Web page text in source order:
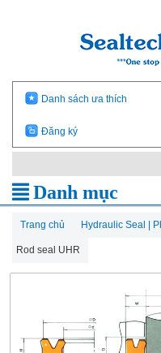
Danh sách ưa thích
Đăng ký
Danh mục
Trang chủ Hydraulic Seal |
Rod seal UHR